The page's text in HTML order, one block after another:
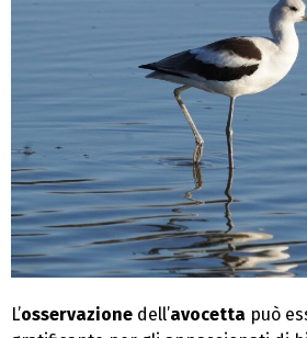
L’osservazione dell’avocetta può